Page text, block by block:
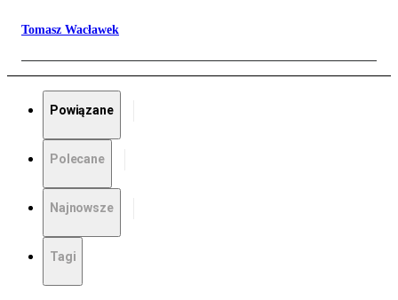
Tomasz Wacławek
Powiązane
Polecane
Najnowsze
Tagi